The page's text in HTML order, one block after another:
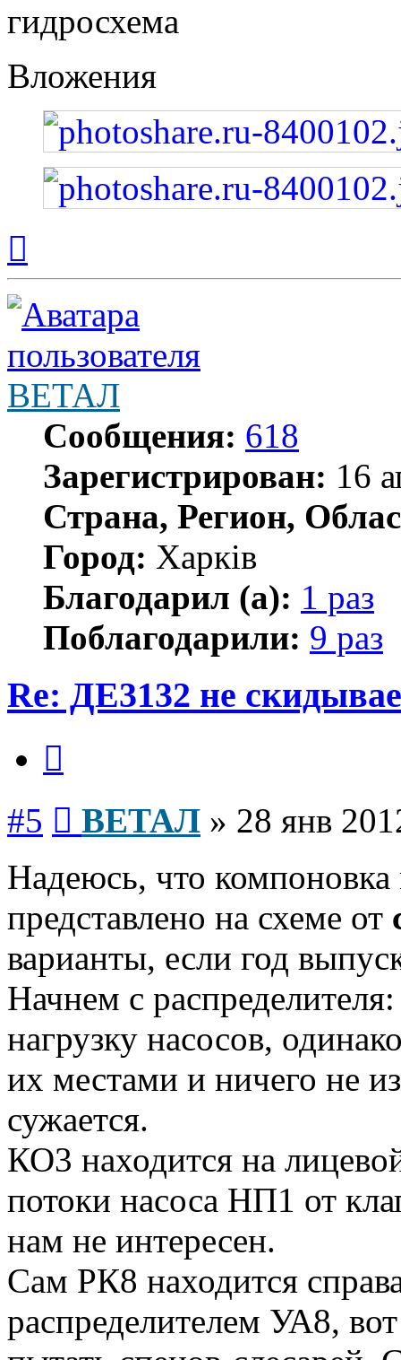
гидросхема
Вложения
началу
ВЕТАЛ
Сообщения: 618
Зарегистрирован: 16
Страна, Регион,
Город: Харків
Благодарил (а): 1 раз
Поблагодарили: 9 раз
Re: ДЕ3132 не
#5 ВЕТАЛ » 28 янв
Надеюсь, что
представлено на схеме от
варианты, если год
Начнем с
нагрузку насосов,
их местами и ничего не
сужается.
КО3 находится на
потоки насоса НП1 от
нам не интересен.
Сам РК8 находится
распределителем УА8,